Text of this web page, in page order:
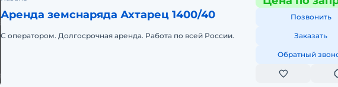
Аренда земснаряда Ахтарец 1400/40
С оператором. Долгосрочная аренда. Работа по всей России.
Позвонить
Заказать
Обратный